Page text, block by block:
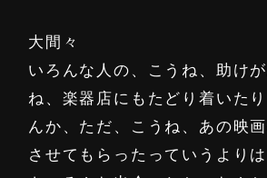
大間々
いろんな人の、こうね、助け
ね、楽器店にもたどり着いた
んか、ただ、こうね、あの映
させてもらったっていうより